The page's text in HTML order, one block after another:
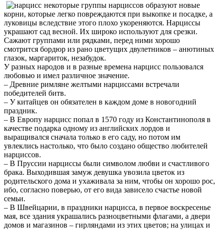
некоторые группы нарциссов образуют новые
корни, которые легко повреждаются при выкопке и посадке, а
луковицы вследствие этого плохо укореняются. Нарциссы
украшают сад весной. Их широко используют для срезки.
Сажают группами или рядками, перед ними хорошо
смотрится бордюр из рано цветущих двулетников – анютиных
глазок, маргариток, незабудок.
У разных народов и в разные времена нарцисс пользовался
любовью и имел различное значение.
– Древние римляне желтыми нарциссами встречали
победителей битв.
– У китайцев он обязателен в каждом доме в новогодний
праздник.
– В Европу нарцисс попал в 1570 году из Константинополя в
качестве подарка одному из английских лордов и
выращивался сначала только в его саду, но потом им
увлеклись настолько, что было создано общество любителей
нарциссов.
– В Пруссии нарциссы были символом любви и счастливого
брака. Выходившая замуж девушка увозила цветок из
родительского дома и ухаживала за ним, чтобы он хорошо рос,
ибо, согласно поверью, от его вида зависело счастье новой
семьи.
– В Швейцарии, в праздники нарцисса, в первое воскресенье
мая, все здания украшались разноцветными флагами, а двери
домов и магазинов – гирляндами из этих цветов; на улицах и